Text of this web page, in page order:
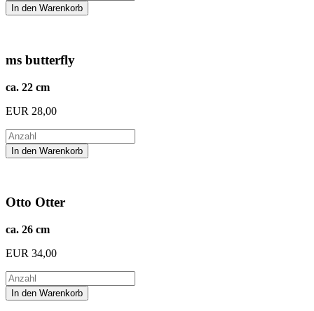
ms butterfly
ca. 22 cm
EUR 28,00
Otto Otter
ca. 26 cm
EUR 34,00